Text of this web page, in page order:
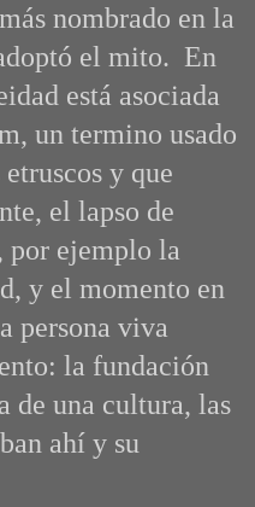
nombrado en la
el mito. En
está asociada
un termino usado
y que
el lapso de
por ejemplo la
y el momento en
persona viva
la fundación
de una cultura, las
ahí y su